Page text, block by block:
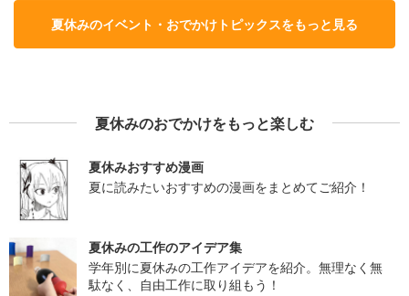
夏休みのイベント・おでかけトピックスをもっと見る
夏休みのおでかけをもっと楽しむ
夏休みおすすめ漫画
夏に読みたいおすすめの漫画をまとめてご紹介！
夏休みの工作のアイデア集
学年別に夏休みの工作アイデアを紹介。無理なく無
駄なく、自由工作に取り組もう！